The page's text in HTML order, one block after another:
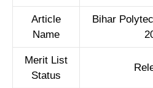
Article
Name
Bihar
Merit List
Status